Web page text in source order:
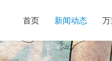
首页 新闻动态